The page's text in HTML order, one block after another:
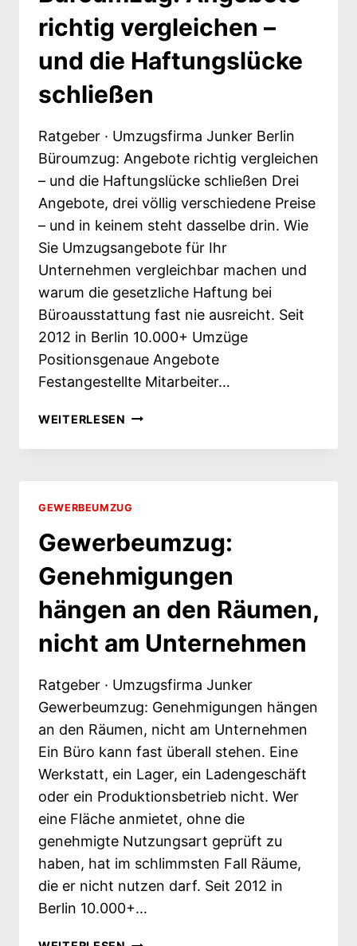
richtig vergleichen –
und die Haftungslücke
schließen
Ratgeber · Umzugsfirma Junker Berlin
Büroumzug: Angebote richtig vergleichen
– und die Haftungslücke schließen Drei
Angebote, drei völlig verschiedene Preise
– und in keinem steht dasselbe drin. Wie
Sie Umzugsangebote für Ihr
Unternehmen vergleichbar machen und
warum die gesetzliche Haftung bei
Büroausstattung fast nie ausreicht. Seit
2012 in Berlin 10.000+ Umzüge
Positionsgenaue Angebote
Festangestellte Mitarbeiter…
WEITERLESEN BÜROUMZUG:
RICHTIG
UND
HAFTUNGSLÜCKE
GEWERBEUMZUG
Gewerbeumzug:
Genehmigungen
hängen an den Räumen,
nicht am Unternehmen
Ratgeber · Umzugsfirma Junker
Gewerbeumzug: Genehmigungen hängen
an den Räumen, nicht am Unternehmen
Ein Büro kann fast überall stehen. Eine
Werkstatt, ein Lager, ein Ladengeschäft
oder ein Produktionsbetrieb nicht. Wer
eine Fläche anmietet, ohne die
genehmigte Nutzungsart geprüft zu
haben, hat im schlimmsten Fall Räume,
die er nicht nutzen darf. Seit 2012 in
Berlin 10.000+…
GEWERBEUMZUG: